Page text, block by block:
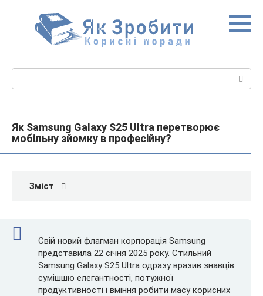
Як Samsung Galaxy S25 Ultra перетворює
мобільну зйомку в професійну?
Зміст
Свій новий флагман корпорація Samsung
представила 22 січня 2025 року. Стильний
Samsung Galaxy S25 Ultra одразу вразив знавців
сумішшю елегантності, потужної
продуктивності і вміння робити масу корисних